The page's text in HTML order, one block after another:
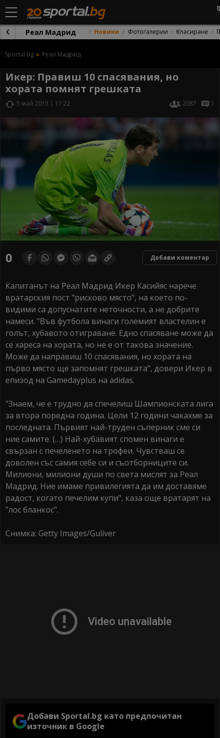
Реал Мадрид Новини Фотогалерии Класиране
Sportal.bg Реал Мадрид
Икер: Правиш 10 спасявания, но
хората помнят грешката
5 май 2015 | 17:22 2087 1
0 Добави коментар
Капитанът на Реал Мадрид Икер Касийяс нарече
вратарския пост "рисково място", на което по-
видими са допуснатите неточности, а не добрите
намеси. "Във футбола винаги големият властелин е
голът, хубавото отиграване. Едно спасяване може да
се хареса на хората, но не е от такова значение.
Може да направиш 10 спасявания, но хората на
първо място ще запомнят грешката", довери Икер в
епизод на Gamedayplus на adidas.
"Знаем, че е трудно да спечелиш Шампионската лига
за втора поредна година. Цели 12 години чакахме за
последната. Първият най-труден съперник сме си
ние самите. (…) Най-хубавият спомен винаги е
свързан с печеленето на трофеи. Чувстваш се
доволен със самия себе си и съотборниците си.
Милиони, милиони души по света мислят за Реал
Мадрид. Ние имаме привилегията да им доставяме
радост, когато печелим купи", каза още вратарят на
"лос бланкос".
Снимка: Getty Images/Guliver
Добави Sportal.bg като предпочитан
източник в Google